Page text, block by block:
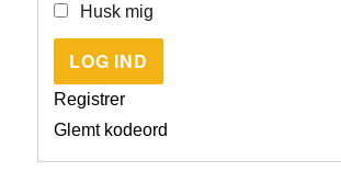
Husk mig
LOG IND
Registrer
Glemt kodeord